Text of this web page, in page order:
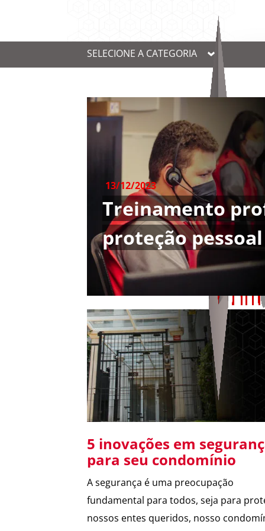
SELECIONE A CATEGORIA
13/12/2023
Treinamento
proteção
patrimonial
5 inovações em
para seu condomínio
A segurança é uma preocupação
fundamental para todos, seja para
nossos entes queridos, nosso